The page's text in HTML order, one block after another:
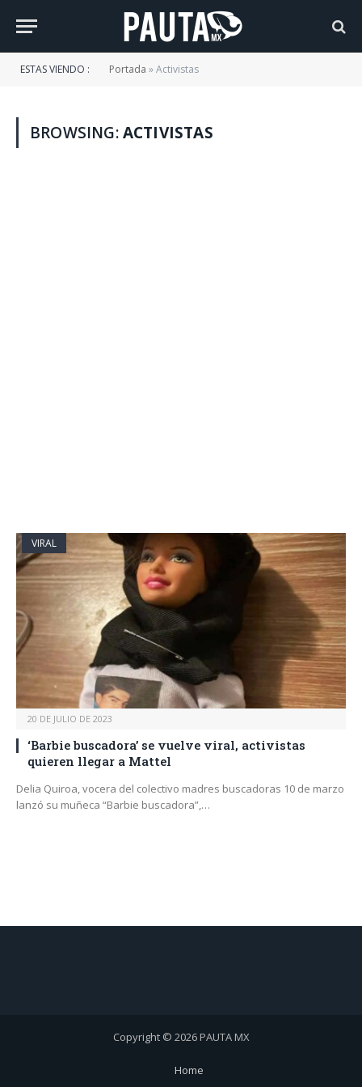
ESTAS VIENDO : Portada »Activistas
BROWSING:ACTIVISTAS
VIRAL
20 DE JULIO DE 2023
‘Barbie buscadora’ se vuelve viral, activistas
quieren llegar a Mattel
Delia Quiroa, vocera del colectivo madres buscadoras 10 de marzo
lanzó su muñeca “Barbie buscadora”,…
Copyright © 2026 PAUTA MX
Home